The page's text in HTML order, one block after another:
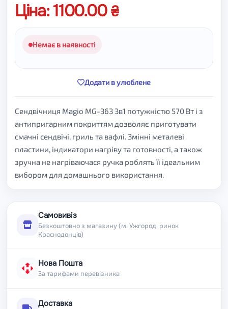
Ціна: 1100.00
Немає в наявності
Додати в улюблене
Сендвічниця Magio MG-363 3в1 потужністю 570 Вт і з
антипригарним покриттям дозволяє приготувати
смачні сендвічі, гриль та вафлі. Змінні металеві
пластини, індикатори нагріву та готовності, а також
зручна не нагріваючася ручка роблять її ідеальним
вибором для домашнього використання.
Самовивіз
Безкоштовно з магазину (м. Ужгород, ринок
Краснодонців)
Нова Пошта
За тарифами перевізника
Доставка